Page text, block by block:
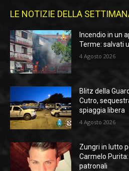
LE NOTIZIE DELLA
Incendio in un
Terme: salvati
4 Agosto 2026
Blitz della
Cutro,
spiaggia libera
4 Agosto 2026
Zungri in lutto
Carmelo
patronali